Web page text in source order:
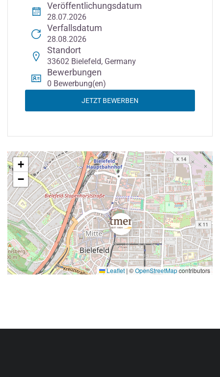
Veröffentlichungsdatum
28.07.2026
Verfallsdatum
28.08.2026
Standort
33602 Bielefeld, Germany
Bewerbungen
0 Bewerbung(en)
JETZT BEWERBEN
+
−
Leaflet | ©OpenStreetMapcontributors